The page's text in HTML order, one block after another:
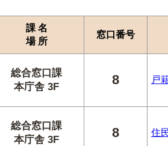
課 名
場 所
窓口番号
総合窓口課
本庁舎 3F
8 戸
総合窓口課
本庁舎 3F
8 住